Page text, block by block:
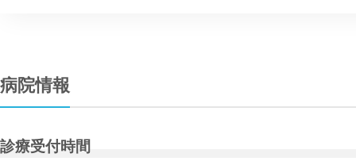
病院情報
診療受付時間